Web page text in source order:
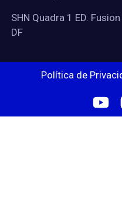
SHN Quadra 1 ED.
DF
Política de